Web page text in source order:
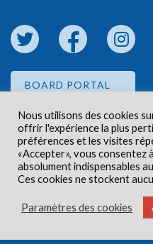
BOARD PORTAL
EMPLOYEE PORTAL
Droits d'auteur © 2026
Carlington.
Nous utilisons des cookies
offrir l'expérience la plus
préférences et les visites
«Accepter», vous consentez
absolument indispensables
Ces cookies ne stockent
Paramètres des cookies